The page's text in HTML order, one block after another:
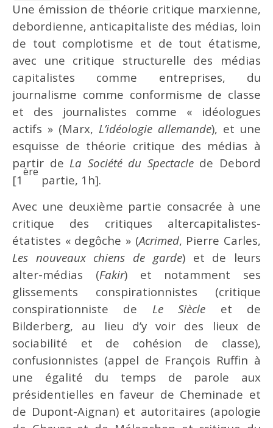
Une émission de théorie critique marxienne,
debordienne, anticapitaliste des médias, loin
de tout complotisme et de tout étatisme,
avec une critique structurelle des médias
capitalistes comme entreprises, du
journalisme comme conformisme de classe
et des journalistes comme « idéologues
actifs » (Marx, L’idéologie allemande), et une
esquisse de théorie critique des médias à
partir de La Société du Spectaclede Debord
[1
ère
partie, 1h].
Avec une deuxième partie consacrée à une
critique des critiques altercapitalistes-
étatistes « degôche » (Acrimed, Pierre Carles,
Les nouveaux chiens de garde) et de leurs
alter-médias (Fakir) et notamment ses
glissements conspirationnistes (critique
conspirationniste de Le Siècle et de
Bilderberg, au lieu d’y voir des lieux de
sociabilité et de cohésion de classe),
confusionnistes (appel de François Ruffin à
une égalité du temps de parole aux
présidentielles en faveur de Cheminade et
de Dupont-Aignan) et autoritaires (apologie